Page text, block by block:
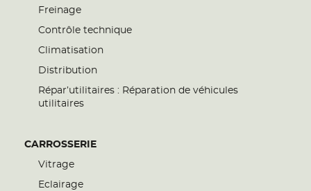
Freinage
Contrôle technique
Climatisation
Distribution
Répar’utilitaires : Réparation de véhicules
utilitaires
CARROSSERIE
Vitrage
Eclairage